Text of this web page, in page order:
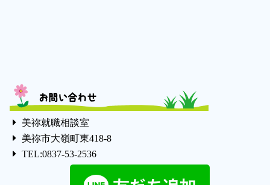
お問い合わせ
美祢就職相談室
美祢市大嶺町東418-8
TEL:0837-53-2536